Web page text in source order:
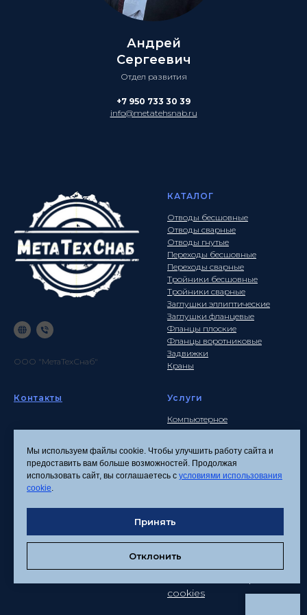
Андрей
Сергеевич
Отдел развития
+7 950 733 30 39
info@metatehsnab.ru
ООО "МетаТехСнаб"
КАТАЛОГ
Отводы бесшовные
Отводы сварные
Отводы гнутые
Переходы бесшовные
Переходы сварные
Тройники бесшовные
Тройники сварные
Заглушки эллиптические
Заглушки фланцевые
Фланцы плоские
Фланцы воротниковые
Задвижки
Краны
Контакты
info@metatehsnab.ru
Услуги
Компьютерное
моделирование
Изделия по чертежам
Политика
конфиденциальности
Согласие на обработку
cookies
Мы используем файлы cookie. Чтобы улучшить работу сайта и
предоставить вам больше возможностей. Продолжая
использовать сайт, вы соглашаетесь с условиями использования
cookie.
Принять
Отклонить